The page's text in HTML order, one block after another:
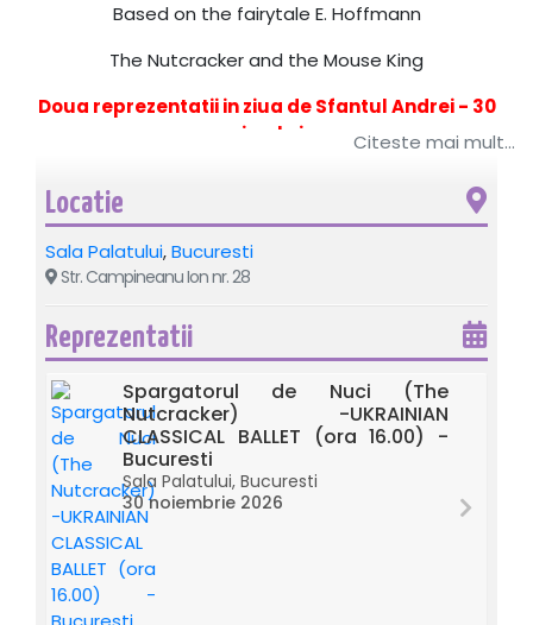
Based on the fairytale E. Hoffmann
The Nutcracker and the Mouse King
Doua reprezentatii in ziua de Sfantul Andrei - 30
noiembrie
capodopere ale baletului clasic mondial: dupa
„Lacul
Spărgătorul de Nuci (The Nutcracker)" - spiritul Craciunului
transpus intru-un spectacol de neuitat.
Citeste mai mult...
Locatie
Sala Palatului,Bucuresti
Str. Campineanu Ion nr. 28
Reprezentatii
Spargatorul de Nuci (The
Nutcracker) -UKRAINIAN
CLASSICAL BALLET (ora 16.00) -
Bucuresti
Sala Palatului, Bucuresti
30 noiembrie 2026